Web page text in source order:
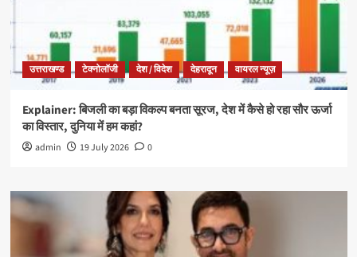
उत्तराखण्ड टेक्नोलॉजी देश / विदेश देहरादून वायरल न्यूज़
Explainer: बिजली का बड़ा विकल्प बनता सूरज, देश में कैसे हो रहा सौर ऊर्जा
का विस्तार, दुनिया में हम कहां?
admin 19 July 2026 0